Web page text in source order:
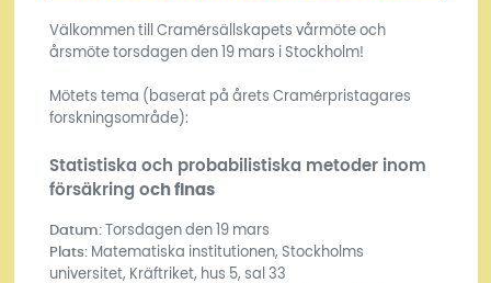
Välkommen till Cramérsällskapets vårmöte och
årsmöte torsdagen den 19 mars i Stockholm!
Mötets tema (baserat på årets Cramérpristagares
forskningsområde):
Statistiska och probabilistiska metoder inom
försäkring och finas
Datum:Torsdagen den 19 mars
Plats:Matematiska institutionen, Stockholms
universitet, Kräftriket, hus 5, sal 33